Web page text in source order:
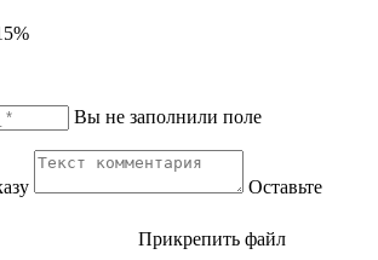
Вы не заполнили поле
Оставьте
Прикрепить файл